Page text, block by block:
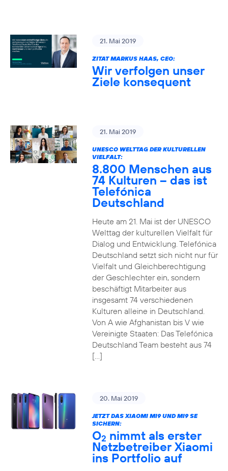
21. Mai 2019
ZITAT MARKUS HAAS, CEO:
Wir verfolgen unser
Ziele konsequent
21. Mai 2019
UNESCO WELTTAG DER KULTURELLEN
VIELFALT:
8.800 Menschen aus
74 Kulturen – das ist
Telefónica
Deutschland
Heute am 21. Mai ist der UNESCO
Welttag der kulturellen Vielfalt für
Dialog und Entwicklung. Telefónica
Deutschland setzt sich nicht nur für
Vielfalt und Gleichberechtigung
der Geschlechter ein, sondern
beschäftigt Mitarbeiter aus
insgesamt 74 verschiedenen
Kulturen alleine in Deutschland.
Von A wie Afghanistan bis V wie
Vereinigte Staaten: Das Telefónica
Deutschland Team besteht aus 74
[…]
20. Mai 2019
JETZT DAS XIAOMI MI9 UND MI9 SE
SICHERN:
O2 nimmt als erster
Netzbetreiber Xiaomi
ins Portfolio auf